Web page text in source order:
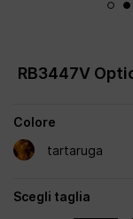
RB3447V
Colore
tartaruga
Scegli taglia